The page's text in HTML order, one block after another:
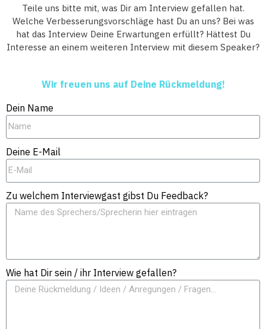
Teile uns bitte mit, was Dir am Interview gefallen hat.
Welche Verbesserungsvorschläge hast Du an uns? Bei was
hat das Interview Deine Erwartungen erfüllt? Hättest Du
Interesse an einem weiteren Interview mit diesem Speaker?
Wir freuen uns auf Deine Rückmeldung!
Dein Name
Deine E-Mail
Zu welchem Interviewgast gibst Du Feedback?
Wie hat Dir sein / ihr Interview gefallen?